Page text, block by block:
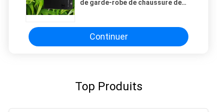
de garde-robe de chaussure de
fruits
Continuer
Top Produits